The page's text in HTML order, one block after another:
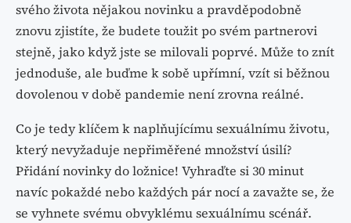
svého života nějakou novinku a pravděpodobně
znovu zjistíte, že budete toužit po svém partnerovi
stejně, jako když jste se milovali poprvé. Může to znít
jednoduše, ale buďme k sobě upřímní, vzít si běžnou
dovolenou v době pandemie není zrovna reálné.
Co je tedy klíčem k naplňujícímu sexuálnímu životu,
který nevyžaduje nepřiměřené množství úsilí?
Přidání novinky do ložnice! Vyhraďte si 30 minut
navíc pokaždé nebo každých pár nocí a zavažte se, že
se vyhnete svému obvyklému sexuálnímu scénář.